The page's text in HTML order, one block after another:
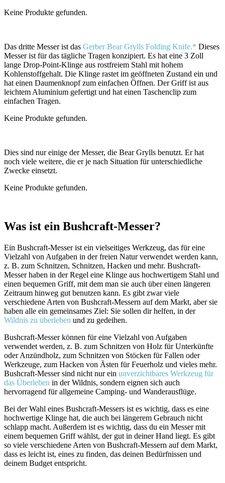
Keine Produkte gefunden.
Das dritte Messer ist das Gerber Bear Grylls Folding Knife.* Dieses
Messer ist für das tägliche Tragen konzipiert. Es hat eine 3 Zoll
lange Drop-Point-Klinge aus rostfreiem Stahl mit hohem
Kohlenstoffgehalt. Die Klinge rastet im geöffneten Zustand ein und
hat einen Daumenknopf zum einfachen Öffnen. Der Griff ist aus
leichtem Aluminium gefertigt und hat einen Taschenclip zum
einfachen Tragen.
Keine Produkte gefunden.
Dies sind nur einige der Messer, die Bear Grylls benutzt. Er hat
noch viele weitere, die er je nach Situation für unterschiedliche
Zwecke einsetzt.
Keine Produkte gefunden.
Was ist ein Bushcraft-Messer?
Ein Bushcraft-Messer ist ein vielseitiges Werkzeug, das für eine
Vielzahl von Aufgaben in der freien Natur verwendet werden kann,
z. B. zum Schnitzen, Schnitzen, Hacken und mehr. Bushcraft-
Messer haben in der Regel eine Klinge aus hochwertigem Stahl und
einen bequemen Griff, mit dem man sie auch über einen längeren
Zeitraum hinweg gut benutzen kann. Es gibt zwar viele
verschiedene Arten von Bushcraft-Messern auf dem Markt, aber sie
haben alle ein gemeinsames Ziel: Sie sollen dir helfen, in der
Wildnis zu überleben und zu gedeihen.
Bushcraft-Messer können für eine Vielzahl von Aufgaben
verwendet werden, z. B. zum Schnitzen von Holz für Unterkünfte
oder Anzündholz, zum Schnitzen von Stöcken für Fallen oder
Werkzeuge, zum Hacken von Ästen für Feuerholz und vieles mehr.
Bushcraft-Messer sind nicht nur ein unverzichtbares Werkzeug für
das Überleben in der Wildnis, sondern eignen sich auch
hervorragend für allgemeine Camping- und Wanderausflüge.
Bei der Wahl eines Bushcraft-Messers ist es wichtig, dass es eine
hochwertige Klinge hat, die auch bei längerem Gebrauch nicht
schlapp macht. Außerdem ist es wichtig, dass du ein Messer mit
einem bequemen Griff wählst, der gut in deiner Hand liegt. Es gibt
so viele verschiedene Arten von Bushcraft-Messern auf dem Markt,
dass es leicht ist, eines zu finden, das deinen Bedürfnissen und
deinem Budget entspricht.